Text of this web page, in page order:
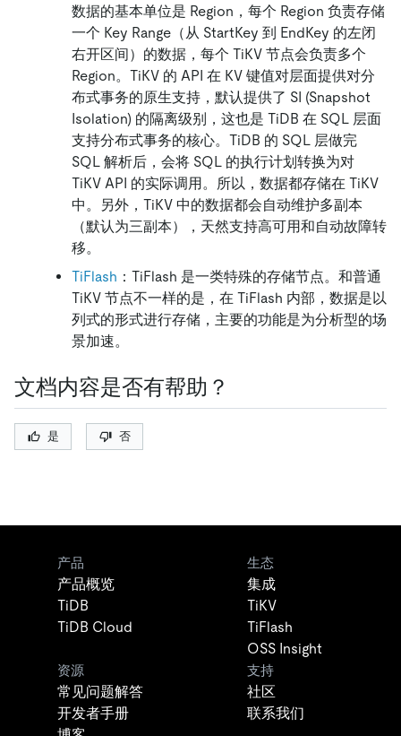
数据的基本单位是 Region，每个 Region 负责存储
一个 Key Range（从 StartKey 到 EndKey 的左闭
右开区间）的数据，每个 TiKV 节点会负责多个
Region。TiKV 的 API 在 KV 键值对层面提供对分
布式事务的原生支持，默认提供了 SI (Snapshot
Isolation) 的隔离级别，这也是 TiDB 在 SQL 层面
支持分布式事务的核心。TiDB 的 SQL 层做完
SQL 解析后，会将 SQL 的执行计划转换为对
TiKV API 的实际调用。所以，数据都存储在 TiKV
中。另外，TiKV 中的数据都会自动维护多副本
（默认为三副本），天然支持高可用和自动故障转
移。
TiFlash ：TiFlash 是一类特殊的存储节点。和普通
TiKV 节点不一样的是，在 TiFlash 内部，数据是以
列式的形式进行存储，主要的功能是为分析型的场
景加速。
文档内容是否有帮助？
是 否
产品
产品概览
TiDB
TiDB Cloud
生态
集成
TiKV
TiFlash
OSS Insight
资源
常见问题解答
开发者手册
支持
社区
联系我们